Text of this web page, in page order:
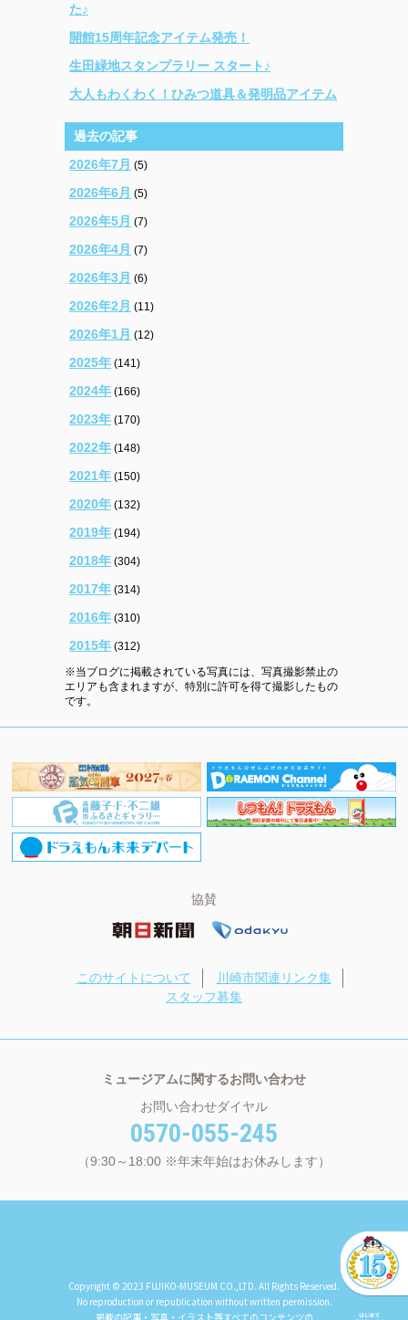
た♪
開館15周年記念アイテム発売！
生田緑地スタンプラリー スタート♪
大人もわくわく！ひみつ道具＆発明品アイテム
過去の記事
2026年7月 (5)
2026年6月 (5)
2026年5月 (7)
2026年4月 (7)
2026年3月 (6)
2026年2月 (11)
2026年1月 (12)
2025年 (141)
2024年 (166)
2023年 (170)
2022年 (148)
2021年 (150)
2020年 (132)
2019年 (194)
2018年 (304)
2017年 (314)
2016年 (310)
2015年 (312)
※当ブログに掲載されている写真には、写真撮影禁止の
エリアも含まれますが、特別に許可を得て撮影したもの
です。
協賛
このサイトについて
川崎市関連リンク集
スタッフ募集
ミュージアムに関するお問い合わせ
お問い合わせダイヤル
0570-055-245
（9:30～18:00 ※年末年始はお休みします）
Copyright © 2023 FUJIKO-MUSEUM CO.,LTD. All Rights Reserved.
No reproduction or republication without written permission.
掲載の記事・写真・イラスト等すべてのコンテンツの